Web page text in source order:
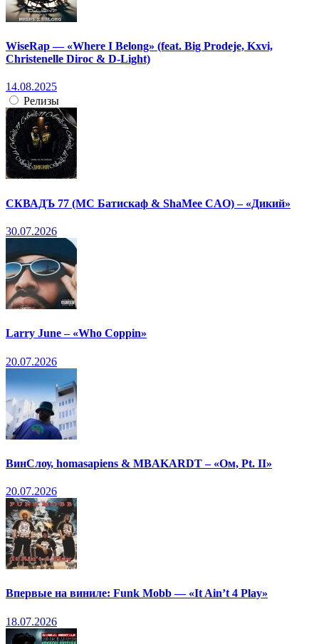
WiseRap — «Where I Belong» (feat. Big Prodeje, Kxvi,
Christenelle Diroc & D-Light)
14.08.2025
Релизы
СКВАДЪ 77 (МС Батискаф & ShaMee CAO) – «Дикий»
30.07.2026
Larry June – «Who Coppin»
20.07.2026
ВинСлоу, homasapiens & MBAKARDT – «Ом, Pt. II»
20.07.2026
Впервые на виниле: Funk Mobb — «It Ain’t 4 Play»
18.07.2026